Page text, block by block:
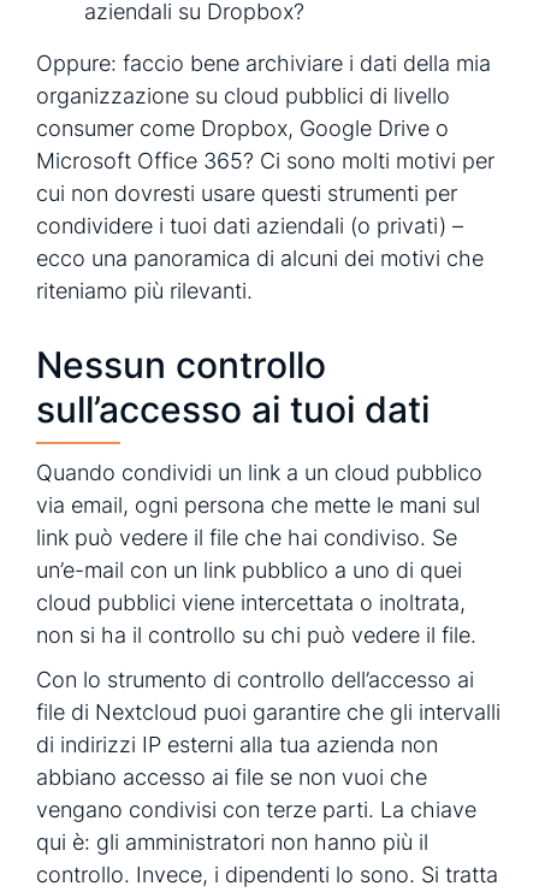
aziendali su Dropbox?
Oppure: faccio bene archiviare i dati della mia
organizzazione su cloud pubblici di livello
consumer come Dropbox, Google Drive o
Microsoft Office 365? Ci sono molti motivi per
cui non dovresti usare questi strumenti per
condividere i tuoi dati aziendali (o privati) –
ecco una panoramica di alcuni dei motivi che
riteniamo più rilevanti.
Nessun controllo
sull’accesso ai tuoi dati
Quando condividi un link a un cloud pubblico
via email, ogni persona che mette le mani sul
link può vedere il file che hai condiviso. Se
un’e-mail con un link pubblico a uno di quei
cloud pubblici viene intercettata o inoltrata,
non si ha il controllo su chi può vedere il file.
Con lo strumento di controllo dell’accesso ai
file di Nextcloud puoi garantire che gli intervalli
di indirizzi IP esterni alla tua azienda non
abbiano accesso ai file se non vuoi che
vengano condivisi con terze parti. La chiave
qui è: gli amministratori non hanno più il
controllo. Invece, i dipendenti lo sono. Si tratta